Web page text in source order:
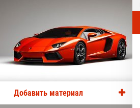
Добавить материал